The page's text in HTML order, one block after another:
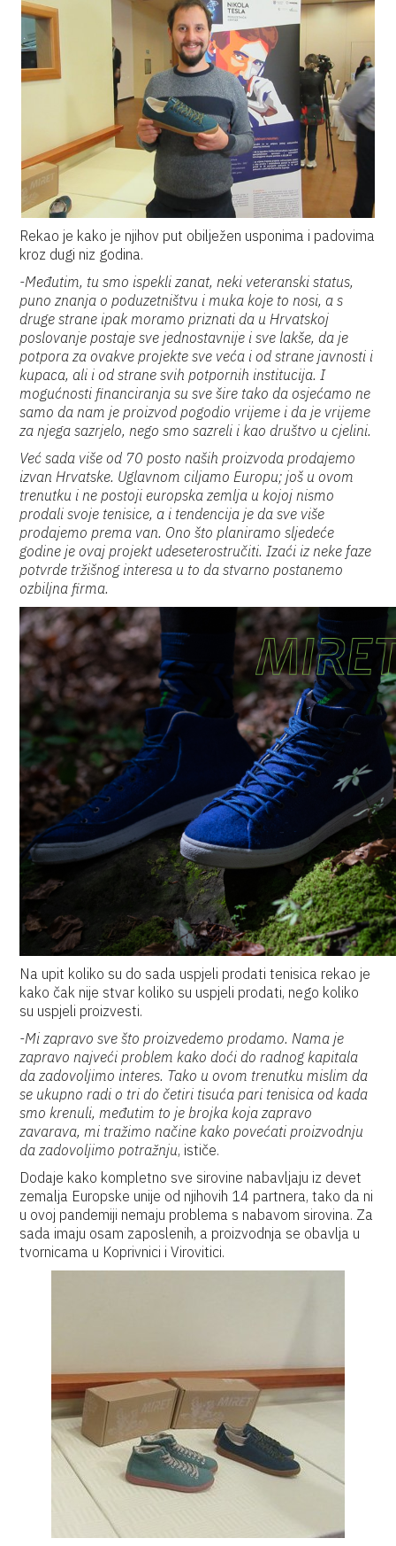
Rekao je kako je njihov put obilježen usponima i padovima
kroz dugi niz godina.
-Međutim, tu smo ispekli zanat, neki veteranski status,
puno znanja o poduzetništvu i muka koje to nosi, a s
druge strane ipak moramo priznati da u Hrvatskoj
poslovanje postaje sve jednostavnije i sve lakše, da je
potpora za ovakve projekte sve veća i od strane javnosti i
kupaca, ali i od strane svih potpornih institucija. I
mogućnosti financiranja su sve šire tako da osjećamo ne
samo da nam je proizvod pogodio vrijeme i da je vrijeme
za njega sazrjelo, nego smo sazreli i kao društvo u cjelini.
Već sada više od 70 posto naših proizvoda prodajemo
izvan Hrvatske. Uglavnom ciljamo Europu; još u ovom
trenutku i ne postoji europska zemlja u kojoj nismo
prodali svoje tenisice, a i tendencija je da sve više
prodajemo prema van. Ono što planiramo sljedeće
godine je ovaj projekt udeseterostručiti. Izaći iz neke faze
potvrde tržišnog interesa u to da stvarno postanemo
ozbiljna firma.
Na upit koliko su do sada uspjeli prodati tenisica rekao je
kako čak nije stvar koliko su uspjeli prodati, nego koliko
su uspjeli proizvesti.
-Mi zapravo sve što proizvedemo prodamo. Nama je
zapravo najveći problem kako doći do radnog kapitala
da zadovoljimo interes. Tako u ovom trenutku mislim da
se ukupno radi o tri do četiri tisuća pari tenisica od kada
smo krenuli, međutim to je brojka koja zapravo
zavarava, mi tražimo načine kako povećati proizvodnju
da zadovoljimo potražnju, ističe.
Dodaje kako kompletno sve sirovine nabavljaju iz devet
zemalja Europske unije od njihovih 14 partnera, tako da ni
u ovoj pandemiji nemaju problema s nabavom sirovina. Za
sada imaju osam zaposlenih, a proizvodnja se obavlja u
tvornicama u Koprivnici i Virovitici.